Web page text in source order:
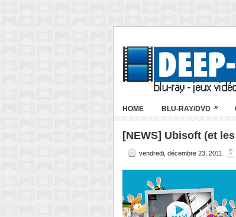
HOME BLU-RAY/DVD »
[NEWS] Ubisoft (et
vendredi, décembre 23, 2011